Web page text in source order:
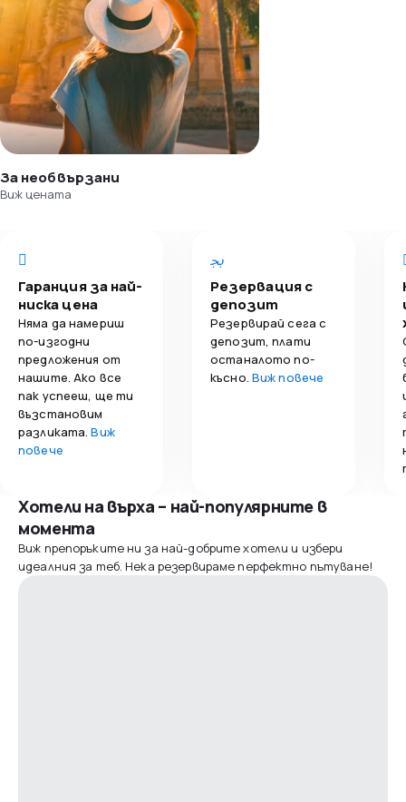
За необвързани
Виж цената
Гаранция за най-
ниска цена
Няма да намериш
по-изгодни
предложения от
нашите. Ако все
пак успееш, ще ти
възстановим
разликата.Виж
повече
Резервация с
депозит
Резервирай сега с
депозит, плати
останалото по-
късно. Виж повече
Хотели на върха – най-популярните в
момента
Виж препоръките ни за най-добрите хотели и избери
идеалния за теб. Нека резервираме перфектно пътуване!